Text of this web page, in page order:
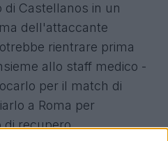
di Castellanos in un
dell'attaccante
rientrare prima
allo staff medico -
per il match di
a Roma per
di recupero.